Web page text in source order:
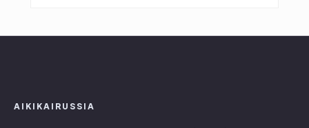
AIKIKAIRUSSIA